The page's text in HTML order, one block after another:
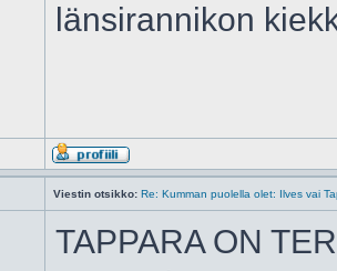
länsirannikon
Viestin otsikko: Re: Kumman puolella olet: Ilves vai
TAPPARA ON